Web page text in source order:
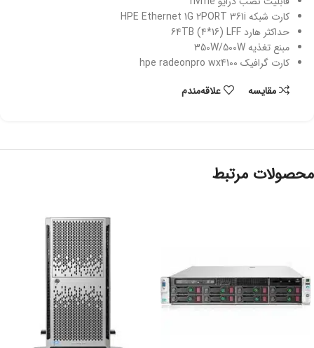
کارت شبکه HPE Ethernet 1G 2PORT 361i
حداکثر هارد 64TB (4*16) LFF
مبنع تغذیه 350W/500W
کارت گرافیک hpe radeonpro wx4100
مقایسه
علاقه‌مندم
محصولات مرتبط